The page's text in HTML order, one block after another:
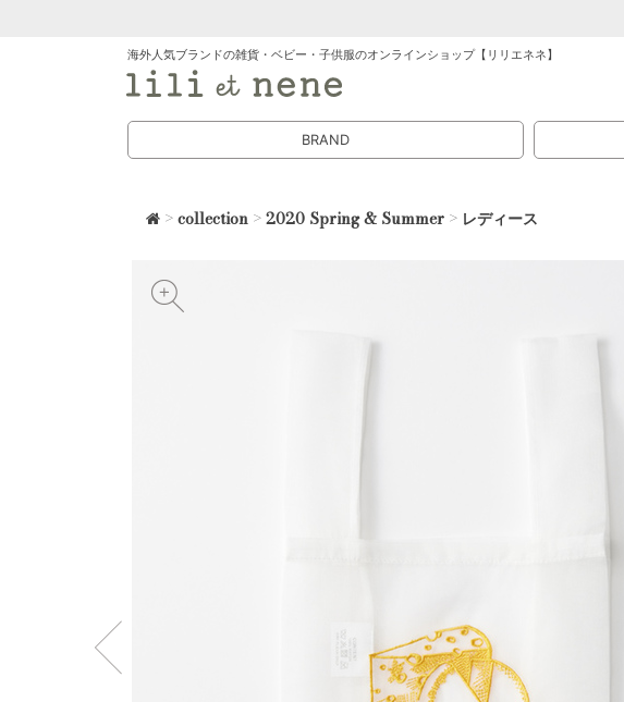
海外人気ブランドの雑貨・ベビー・子供服のオンラインショップ【リリエネネ】
BRAND
>collection >2020 Spring & Summer > レディース